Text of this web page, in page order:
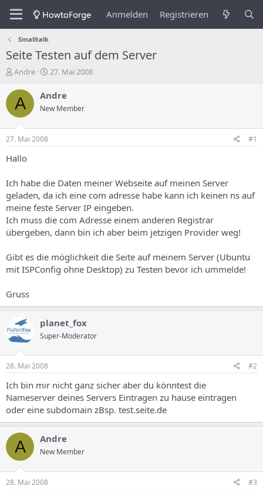
Anmelden Registrieren
Smalltalk
Seite Testen auf dem Server
E
s
t
e
l
e
r
s
T
h
e
m
Andre
E
s
e
d
a
t
u
m
27. Mai 2008
A Andre
New Member
27. Mai 2008 #1
Hallo
Ich habe die Daten meiner Webseite auf meinen Server
geladen, da ich eine com adresse habe kann ich keinen ns auf
meine feste Server IP eingeben.
Ich muss die com Adresse einem anderen Registrar
übergeben, dann bin ich aber beim jetzigen Provider weg!
Gibt es die möglichkeit die Seite auf meinem Server (Ubuntu
mit ISPConfig ohne Desktop) zu Testen bevor ich ummelde!
Gruss
planet_fox
Super-Moderator
28. Mai 2008 #2
Ich bin mir nicht ganz sicher aber du könntest die
Nameserver deines Servers Eintragen zu hause eintragen
oder eine subdomain zBsp. test.seite.de
A Andre
New Member
28. Mai 2008 #3